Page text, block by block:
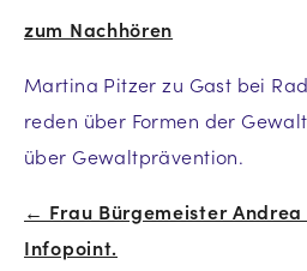
zum Nachhören
Martina Pitzer zu Gast bei
reden über Formen der
über Gewaltprävention.
Beitrags-
← Frau Bürgemeister
Infopoint.